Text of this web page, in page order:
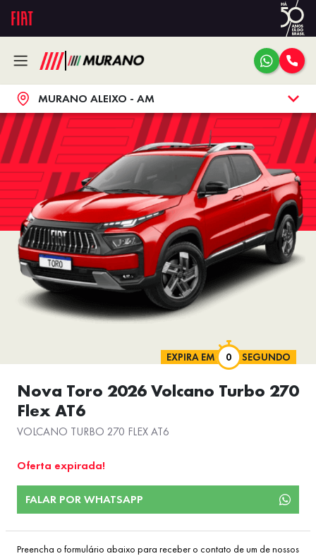
MURANO ALEIXO - AM
EXPIRA EM SEGUNDO
Nova Toro 2026 Volcano Turbo 270
Flex AT6
VOLCANO TURBO 270 FLEX AT6
Oferta expirada!
FALAR POR WHATSAPP
Preencha o formulário abaixo para receber o contato de um de nossos